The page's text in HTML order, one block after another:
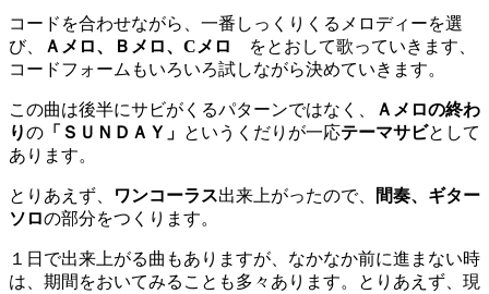
コードを合わせながら、一番しっくりくるメロディーを選
び、
Ａメロ、Ｂメロ、Cメロ
をとおして歌っていきます、
コードフォームもいろいろ試しながら決めていきます。
この曲は後半にサビがくるパターンではなく、
Ａメロの終わ
りの 「ＳＵＮＤＡＹ」 というくだりが一応テーマサビとして
あります。
とりあえず、 ワンコーラス出来上がったので、
間奏、ギター
ソロの部分をつくります。
１日で出来上がる曲もありますが、なかなか前に進まない時
は、期間をおいてみることも多々あります。とりあえず、現